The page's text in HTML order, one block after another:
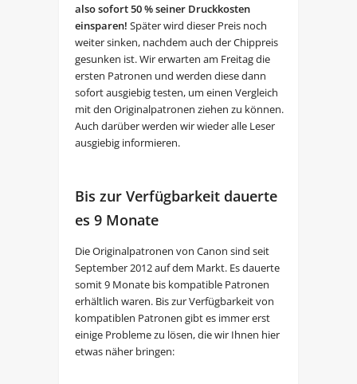
also sofort 50 % seiner Druckkosten
einsparen! Später wird dieser Preis noch
weiter sinken, nachdem auch der Chippreis
gesunken ist. Wir erwarten am Freitag die
ersten Patronen und werden diese dann
sofort ausgiebig testen, um einen Vergleich
mit den Originalpatronen ziehen zu können.
Auch darüber werden wir wieder alle Leser
ausgiebig informieren.
Bis zur Verfügbarkeit dauerte
es 9 Monate
Die Originalpatronen von Canon sind seit
September 2012 auf dem Markt. Es dauerte
somit 9 Monate bis kompatible Patronen
erhältlich waren. Bis zur Verfügbarkeit von
kompatiblen Patronen gibt es immer erst
einige Probleme zu lösen, die wir Ihnen hier
etwas näher bringen: